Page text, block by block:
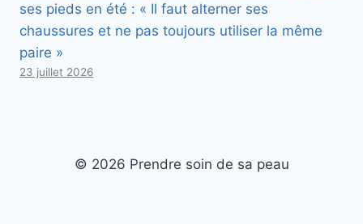
ses pieds en été : « Il faut alterner ses
chaussures et ne pas toujours utiliser la même
paire »
23 juillet 2026
© 2026 Prendre soin de sa peau